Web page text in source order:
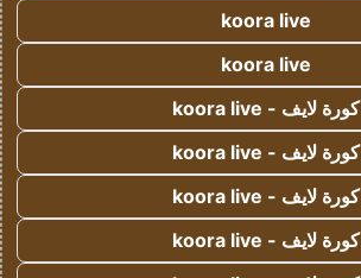
koora live
koora live
كورة لايف - koora live
كورة لايف - koora live
كورة لايف - koora live
كورة لايف - koora live